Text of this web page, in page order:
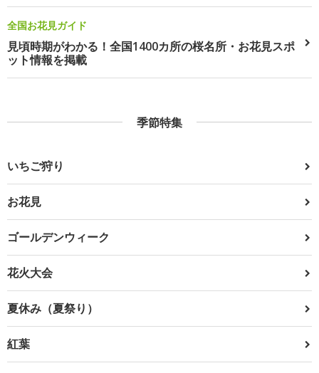
全国お花見ガイド
見頃時期がわかる！全国1400カ所の桜名所・お花見スポ
ット情報を掲載
季節特集
いちご狩り
お花見
ゴールデンウィーク
花火大会
夏休み（夏祭り）
紅葉